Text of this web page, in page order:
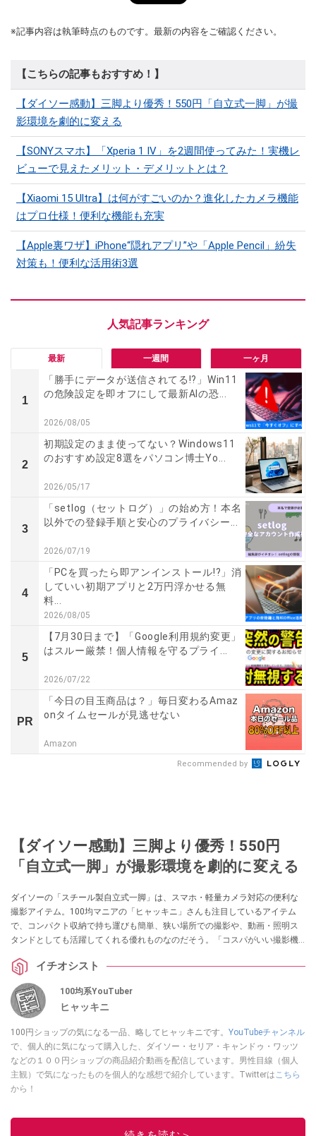
※記事内容は執筆時点のものです。最新の内容をご確認ください。
【こちらの記事もおすすめ！】
【ダイソー感動】三脚より優秀！550円「自立式一脚」が撮
影環境を劇的に変える
【SONYスマホ】「Xperia 1 IV」を2週間使ってみた！実機レ
ビューで見えたメリット・デメリットとは？
【Xiaomi 15 Ultra】は何がすごいのか？進化したカメラ機能
はプロ仕様！便利な機能も充実
【Apple裏ワザ】iPhone“隠れアプリ”や「Apple Pencil」紛失
対策も！便利な活用術3選
最新 一週間 一ヶ月
1
「勝手にデータが送信されてる!?」Win11
の危険設定を即オフにして最新AIの恐...
2026/08/05
2
初期設定のまま使ってない？Windows11
のおすすめ設定8選をパソコン博士Yo...
2026/05/17
3
「setlog（セットログ）」の始め方！本名
以外での登録手順と安心のプライバシー...
2026/07/19
4
「PCを買ったら即アンインストール!?」消
していい初期アプリと2万円浮かせる無
料...
2026/08/05
5
【7月30日まで】「Google利用規約変更」
はスルー厳禁！個人情報を守るプライ...
2026/07/22
PR
「今日の目玉商品は？」毎日変わるAmaz
onタイムセールが見逃せない
Amazon
Recommended by
【ダイソー感動】三脚より優秀！550円
「自立式一脚」が撮影環境を劇的に変える
ダイソーの「スチール製自立式一脚」は、スマホ・軽量カメラ対応の便利な
撮影アイテム。100均マニアの「ヒャッキニ」さんも注目しているアイテム
で、コンパクト収納で持ち運びも簡単、狭い場所での撮影や、動画・照明ス
タンドとしても活躍してくれる優れものなのだそう。「コスパがいい撮影機
クしてみてください。
イチオシスト
100均系YouTuber
ヒャッキニ
100円ショップの気になる一品、略してヒャッキニです。 YouTubeチャンネル
で、個人的に気になって購入した、ダイソー・セリア・キャンドゥ・ワッツ
などの１００円ショップの商品紹介動画を配信しています。男性目線（個人
主観）で気になったものを個人的な感想で紹介しています。Twitterはこちら
から！